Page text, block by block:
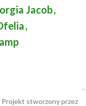
Jacob,
,
Projekt stworzony przez